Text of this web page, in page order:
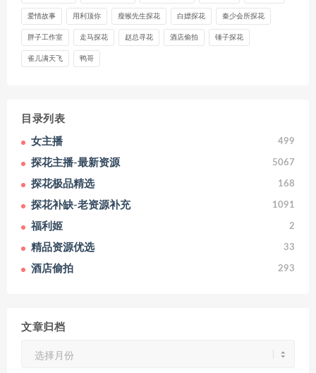
爱情故事 用利顶你 瘦猴先生探花 白嫖探花 秦少会所探花
胖子工作室 走马探花 赵总寻花 酒店偷拍 锤子探花
雀儿满天飞 鸭哥
目录列表
女主播 499
探花主播-最新资源 5067
探花极品精选 168
探花补缺-老资源补充 1091
福利姬 2
精品资源优选 33
酒店偷拍 293
文章归档